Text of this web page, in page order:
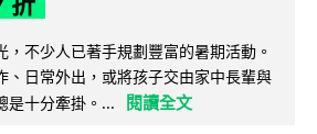
不少人已著手規劃豐富的暑期活動。
、日常外出，或將孩子交由家中長輩與
是十分牽掛。...
閱讀全文